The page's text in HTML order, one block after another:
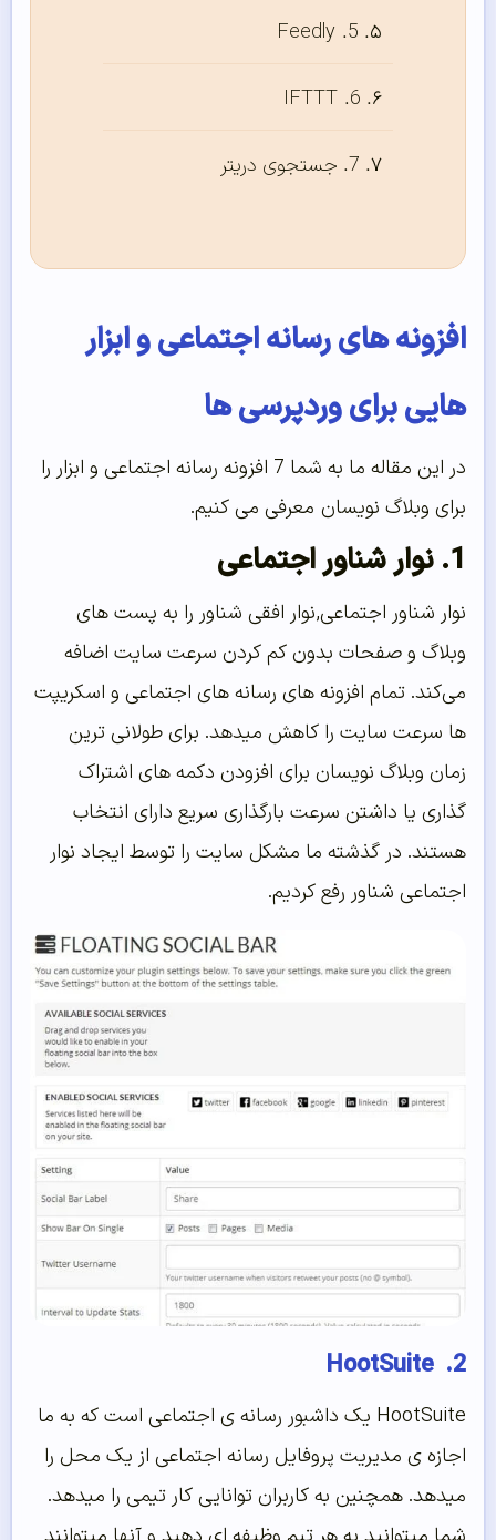
5. Feedly
6. IFTTT
7. جستجوی دریتر
افزونه های رسانه اجتماعی و ابزار
هایی برای وردپرسی ها
در این مقاله ما به شما 7 افزونه رسانه اجتماعی و ابزار را
برای وبلاگ نویسان معرفی می کنیم.
1. نوار شناور اجتماعی
نوار شناور اجتماعی,نوار افقی شناور را به پست های
وبلاگ و صفحات بدون کم کردن سرعت سایت اضافه
می‌کند. تمام افزونه های رسانه های اجتماعی و اسکریپت
ها سرعت سایت را کاهش میدهد. برای طولانی ترین
زمان وبلاگ نویسان برای افزودن دکمه های اشتراک
گذاری یا داشتن سرعت بارگذاری سریع دارای انتخاب
هستند. در گذشته ما مشکل سایت را توسط ایجاد نوار
اجتماعی شناور رفع کردیم.
2. HootSuite
HootSuite یک داشبور رسانه ی اجتماعی است که به ما
اجازه ی مدیریت پروفایل رسانه اجتماعی از یک محل را
میدهد. همچنین به کاربران توانایی کار تیمی را میدهد.